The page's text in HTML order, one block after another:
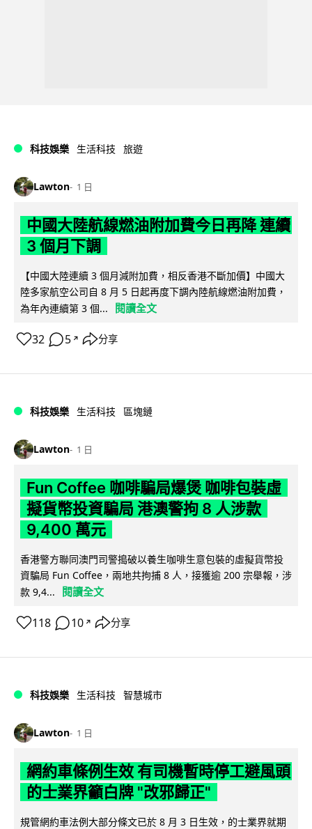
科技娛樂 生活科技 旅遊
Lawton 1 日
中國大陸航線燃油附加費今日再降 連續
3 個月下調
【中國大陸連續 3 個月減附加費，相反香港不斷加價】中國大
陸多家航空公司自 8 月 5 日起再度下調內陸航線燃油附加費，
為年內連續第 3 個...
閱讀全文
32 5 ↗ 分享
科技娛樂 生活科技 區塊鏈
Lawton 1 日
Fun Coffee 咖啡騙局爆煲 咖啡包裝虛
擬貨幣投資騙局 港澳警拘 8 人涉款
9,400 萬元
香港警方聯同澳門司警搗破以養生咖啡生意包裝的虛擬貨幣投
資騙局 Fun Coffee，兩地共拘捕 8 人，接獲逾 200 宗舉報，涉
款 9,4...
閱讀全文
118 10 ↗ 分享
科技娛樂 生活科技 智慧城市
Lawton 1 日
網約車條例生效 有司機暫時停工避風頭
的士業界籲白牌 "改邪歸正"
規管網約車法例大部分條文已於 8 月 3 日生效，的士業界就期